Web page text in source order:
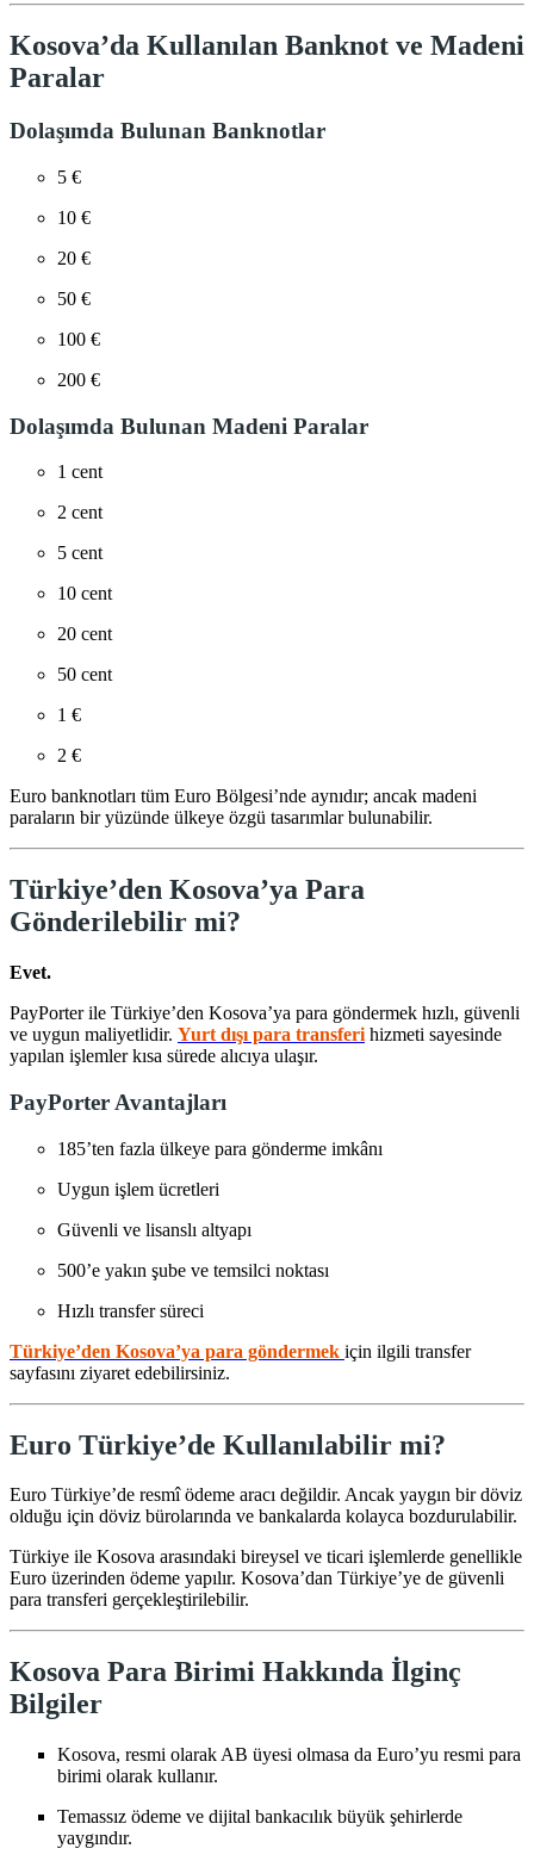
Kosova’da Kullanılan Banknot ve Madeni
Paralar
Dolaşımda Bulunan Banknotlar
5 €
10 €
20 €
50 €
100 €
200 €
Dolaşımda Bulunan Madeni Paralar
1 cent
2 cent
5 cent
10 cent
20 cent
50 cent
1 €
2 €
Euro banknotları tüm Euro Bölgesi’nde aynıdır; ancak madeni
paraların bir yüzünde ülkeye özgü tasarımlar bulunabilir.
Türkiye’den Kosova’ya Para
Gönderilebilir mi?
Evet.
PayPorter ile Türkiye’den Kosova’ya para göndermek hızlı, güvenli
ve uygun maliyetlidir. Yurt dışı para transferi hizmeti sayesinde
yapılan işlemler kısa sürede alıcıya ulaşır.
PayPorter Avantajları
185’ten fazla ülkeye para gönderme imkânı
Uygun işlem ücretleri
Güvenli ve lisanslı altyapı
500’e yakın şube ve temsilci noktası
Hızlı transfer süreci
Türkiye’den Kosova’ya para göndermek için ilgili transfer
sayfasını ziyaret edebilirsiniz.
Euro Türkiye’de Kullanılabilir mi?
Euro Türkiye’de resmî ödeme aracı değildir. Ancak yaygın bir döviz
olduğu için döviz bürolarında ve bankalarda kolayca bozdurulabilir.
Türkiye ile Kosova arasındaki bireysel ve ticari işlemlerde genellikle
Euro üzerinden ödeme yapılır. Kosova’dan Türkiye’ye de güvenli
para transferi gerçekleştirilebilir.
Kosova Para Birimi Hakkında İlginç
Bilgiler
Kosova, resmi olarak AB üyesi olmasa da Euro’yu resmi para
birimi olarak kullanır.
Temassız ödeme ve dijital bankacılık büyük şehirlerde
yaygındır.